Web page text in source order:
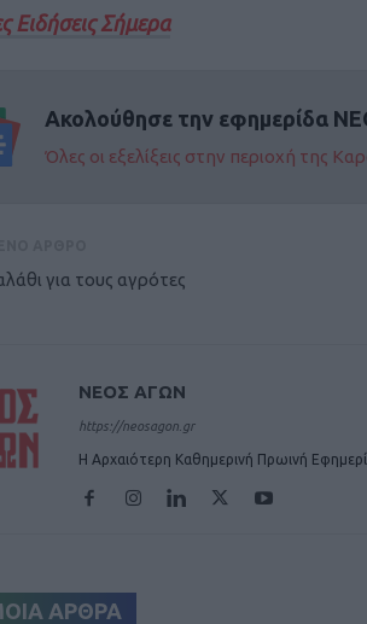
Ειδήσεις Σήμερα
Ακολούθησε την εφημερίδα
Όλες οι εξελίξεις στην περιοχή της
για τους αγρότες
ΝΕΟΣ ΑΓΩΝ
https://neosagon.gr
Η Αρχαιότερη Καθημερινή Πρωινή
ΑΡΘΡΑ